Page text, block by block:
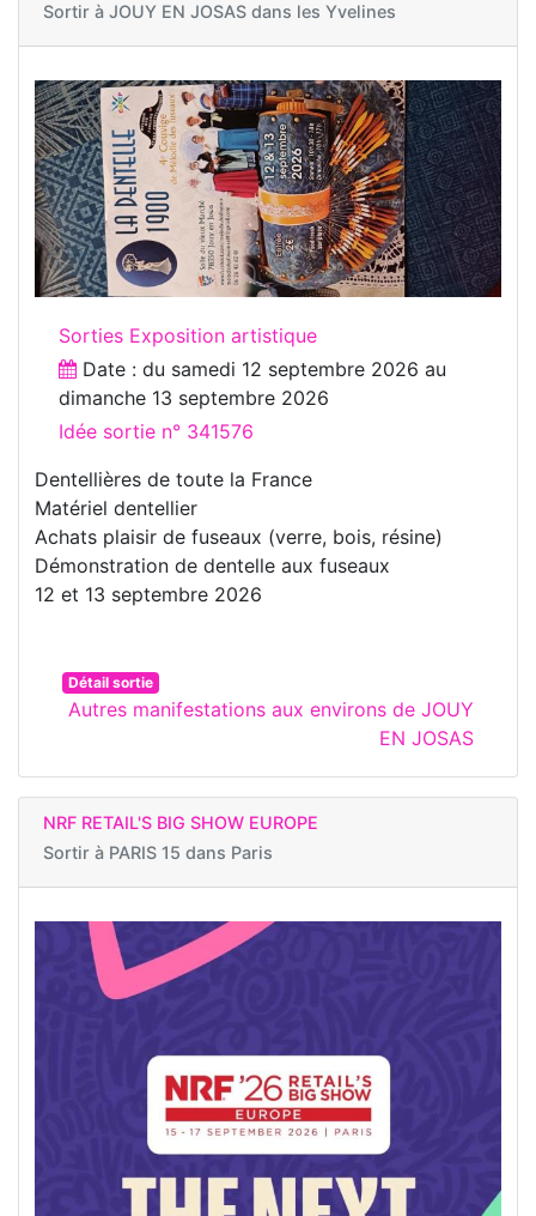
Sortir à JOUY EN JOSAS dans les Yvelines
Sorties Exposition artistique
Date : du samedi 12 septembre 2026 au
dimanche 13 septembre 2026
Idée sortie n° 341576
Dentellières de toute la France
Matériel dentellier
Achats plaisir de fuseaux (verre, bois, résine)
Démonstration de dentelle aux fuseaux
12 et 13 septembre 2026
Détail sortie
Autres manifestations aux environs de JOUY
EN JOSAS
NRF RETAIL'S BIG SHOW EUROPE
Sortir à PARIS 15 dans Paris